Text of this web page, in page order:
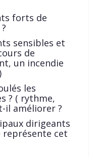
forts de
sensibles et
de
un incendie
les
? ( rythme,
il améliorer ?
dirigeants
représente cet